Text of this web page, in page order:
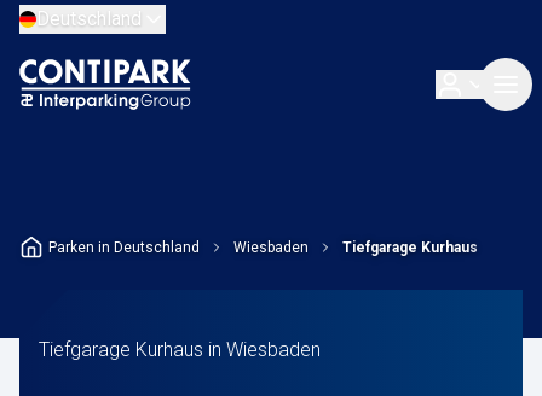
Deutschland
Parken in Deutschland Wiesbaden Tiefgarage Kurhaus
Tiefgarage Kurhaus in Wiesbaden